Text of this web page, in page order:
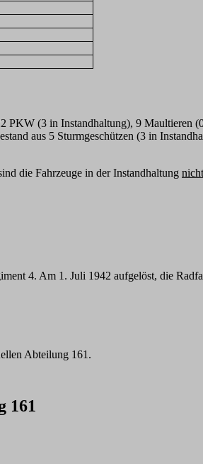
PKW (3 in Instandhaltung), 9
aus 5 Sturmgeschützen (3 in
die Fahrzeuge in der Instandhaltung nicht
4. Am 1. Juli 1942 aufgelöst, die
Abteilung 161.
161